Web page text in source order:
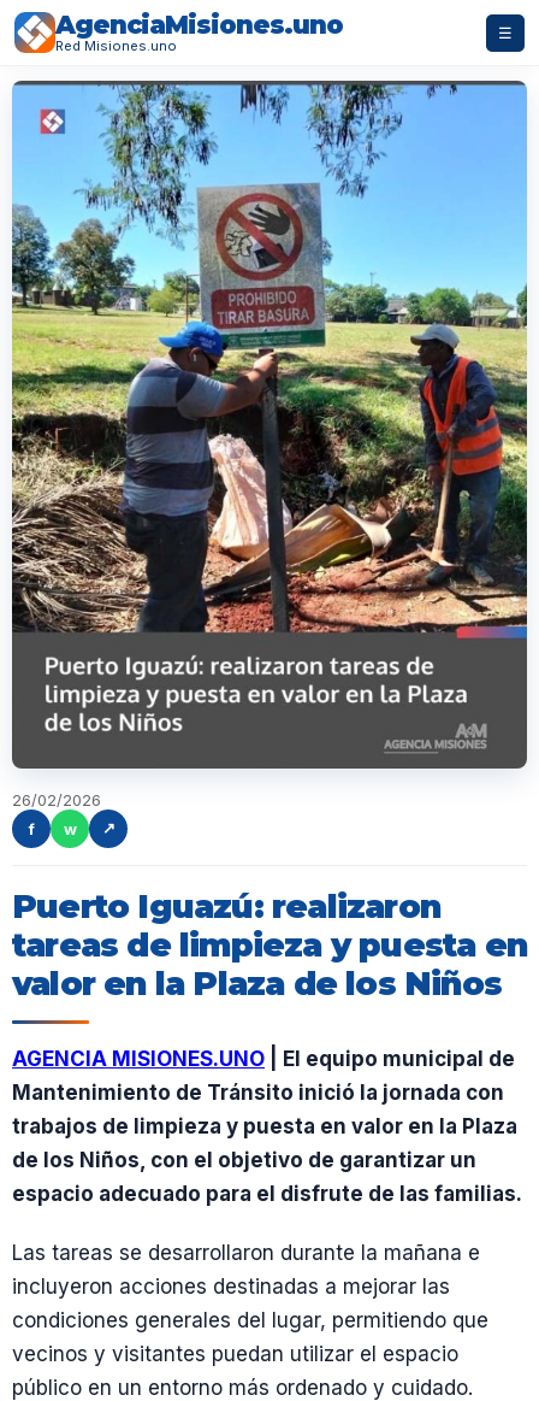
AgenciaMisiones.uno
Red Misiones.uno
☰
26/02/2026
f
w ↗
Puerto Iguazú: realizaron
tareas de limpieza y puesta en
valor en la Plaza de los Niños
AGENCIA MISIONES.UNO | El equipo municipal de
Mantenimiento de Tránsito inició la jornada con
trabajos de limpieza y puesta en valor en la Plaza
de los Niños, con el objetivo de garantizar un
espacio adecuado para el disfrute de las familias.
Las tareas se desarrollaron durante la mañana e
incluyeron acciones destinadas a mejorar las
condiciones generales del lugar, permitiendo que
vecinos y visitantes puedan utilizar el espacio
público en un entorno más ordenado y cuidado.